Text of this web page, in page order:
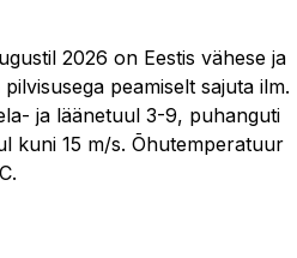
2026 on Eestis vähese ja
peamiselt sajuta ilm.
ja läänetuul 3-9, puhanguti
kuni 15 m/s. Õhutemperatuur